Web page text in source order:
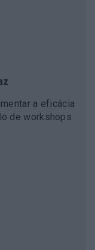
a eficácia
de workshops